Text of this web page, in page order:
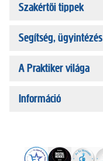
Szakértői tippek
Segítség, ügyintézés
A Praktiker világa
Információ